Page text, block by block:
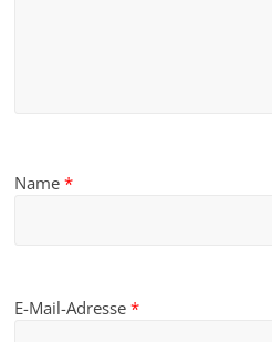
Name*
E-Mail-Adresse*